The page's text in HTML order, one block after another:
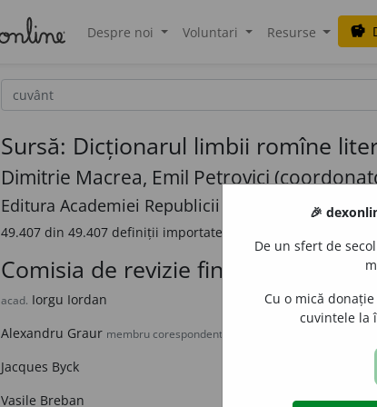
Despre noi Voluntari Resurse savings
Sursă: Dicționarul limbii romîne
Dimitrie Macrea, Emil Petrovici
Editura Academiei Republicii Populare Române,
49.407 din 49.407 definiții importate (100,00% complet)
Comisia de revizie finală
acad. Iorgu Iordan
Alexandru Graur membru corespondent al Academiei R.P.R.
Jacques Byck
Vasile Breban
🎉
De un sfert de
Cu o mică
cuvintele la